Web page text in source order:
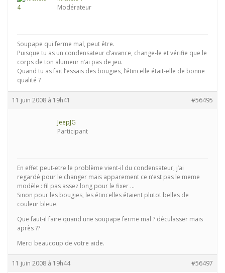
Modérateur
Soupape qui ferme mal, peut être.
Puisque tu as un condensateur d’avance, change-le et vérifie que le
corps de ton alumeur n’ai pas de jeu.
Quand tu as fait l’essais des bougies, l’étincelle était-elle de bonne
qualité ?
11 juin 2008 à 19h41 #56495
JeepJG
Participant
En effet peut-etre le problème vient-il du condensateur, j’ai
regardé pour le changer mais apparement ce n’est pas le meme
modèle : fil pas assez long pour le fixer …
Sinon pour les bougies, les étincelles étaient plutot belles de
couleur bleue.
Que faut-il faire quand une soupape ferme mal ? déculasser mais
après ??
Merci beaucoup de votre aide.
11 juin 2008 à 19h44 #56497